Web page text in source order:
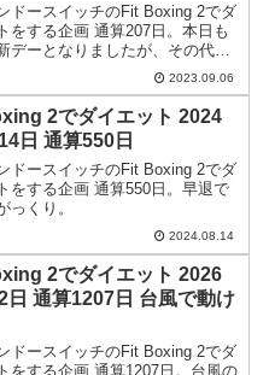
ドースイッチのFit Boxing 2でダ
をする企画 通算207日。本日も
デーとなりましたが、その代償
いハンガーノックになってしま
。しかも素早く回復できる食べ
何もないという…。
2023.09.06
2でダイエット 2024
日 通算550日
ドースイッチのFit Boxing 2でダ
をする企画 通算550日。早退で
っくり。
2024.08.14
2でダイエット 2026
日 通算1207日 台風で動け
ドースイッチのFit Boxing 2でダ
をする企画 通算1207日。台風の